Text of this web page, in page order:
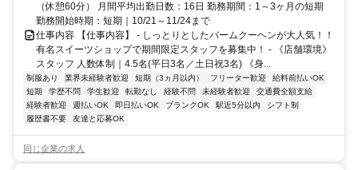
（休憩60分） 月間平均出勤日数：16日 勤務期間：1～3ヶ月の短期
勤務開始時期：短期｜10/21～11/24まで
仕事内容 【仕事内容】 - しっとりとしたバームクーヘンが大人気！！
有名スイーツショップで期間限定スタッフを募集中！ - 《店舗環境》
スタッフ 人数体制｜4.5名(平日3名／土日祝3名) 《身...
制服あり 業界未経験者歓迎 短期（3ヵ月以内） フリーター歓迎
給料前払いOK
短期
学歴不問 学生歓迎 転勤なし 経験不問 未経験者歓迎
交通費全額支給
経験者歓迎
週払いOK 即日払いOK ブランクOK 駅近5分以内
シフト制
履歴書不要
友達と応募OK
同じ企業の求人